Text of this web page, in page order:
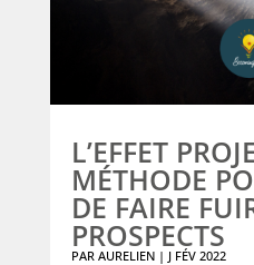
L’EFFET
MÉTHODE
DE FAIRE
PROSPECTS
PAR AURELIEN| J FÉV 2022